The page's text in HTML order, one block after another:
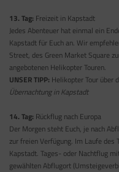
13. Tag: Freizeit in Kapstadt
Jedes Abenteuer hat einmal ein
Kapstadt für Euch an. Wir
Street, des Green Market Square
angebotenen Helikopter Touren.
UNSER TIPP: Helikopter Tour über
Übernachtung in Kapstadt
14. Tag: Rückflug nach Europa
Der Morgen steht Euch, je nach
zur freien Verfügung. Im Laufe des
Kapstadt. Tages- oder Nachtflug
gewählten Abflugort